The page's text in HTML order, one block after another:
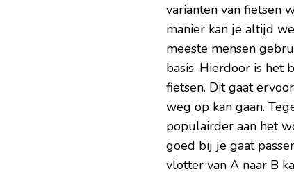
varianten van fietsen
manier kan je altijd
meeste mensen
basis. Hierdoor is het
fietsen. Dit gaat
weg op kan gaan.
populairder aan het
goed bij je gaat
vlotter van A naar B